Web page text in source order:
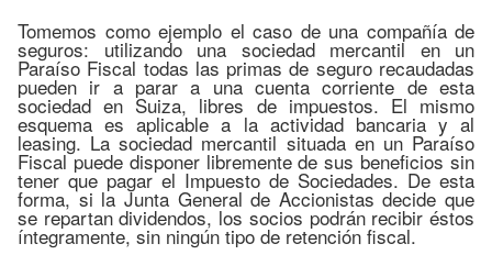
Tomemos como ejemplo el caso de una compañía de
seguros: utilizando una sociedad mercantil en un
Paraíso Fiscal todas las primas de seguro recaudadas
pueden ir a parar a una cuenta corriente de esta
sociedad en Suiza, libres de impuestos. El mismo
esquema es aplicable a la actividad bancaria y al
leasing. La sociedad mercantil situada en un Paraíso
Fiscal puede disponer libremente de sus beneficios sin
tener que pagar el Impuesto de Sociedades. De esta
forma, si la Junta General de Accionistas decide que
se repartan dividendos, los socios podrán recibir éstos
íntegramente, sin ningún tipo de retención fiscal.